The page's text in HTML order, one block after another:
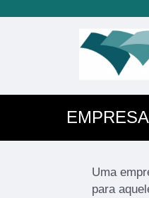
Uma
para